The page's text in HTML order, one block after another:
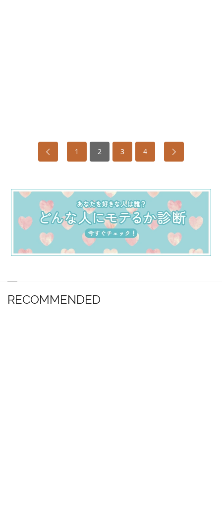
1 2 3 4
RECOMMENDED